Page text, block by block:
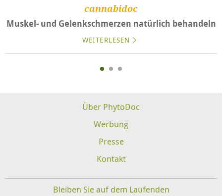
cannabidoc
Muskel- und Gelenkschmerzen natürlich behandeln
WEITERLESEN
Über PhytoDoc
Werbung
Presse
Kontakt
Bleiben Sie auf dem Laufenden